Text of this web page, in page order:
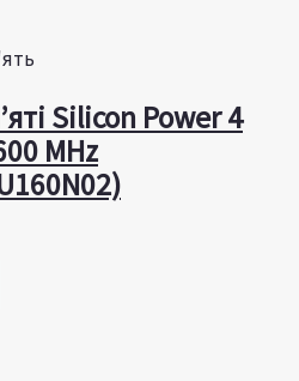
Silicon Power 4
MHz